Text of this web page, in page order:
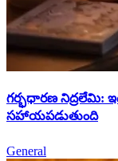
గర్భధారణ నిద్రలేమి:
సహాయపడుతుంది
General